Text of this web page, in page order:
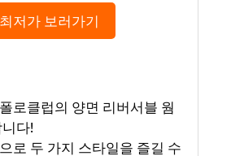
최저가 보러가기
로클럽의 양면 리버서블 웜
다!
로 두 가지 스타일을 즐길 수